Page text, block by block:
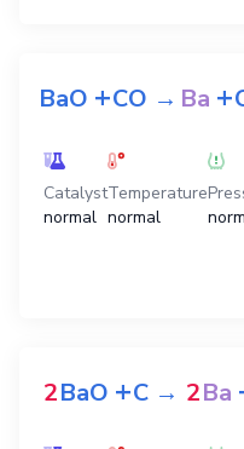
BaO +CO →Ba +
Catalyst
normal
Temperature
normal
2BaO +C → 2Ba